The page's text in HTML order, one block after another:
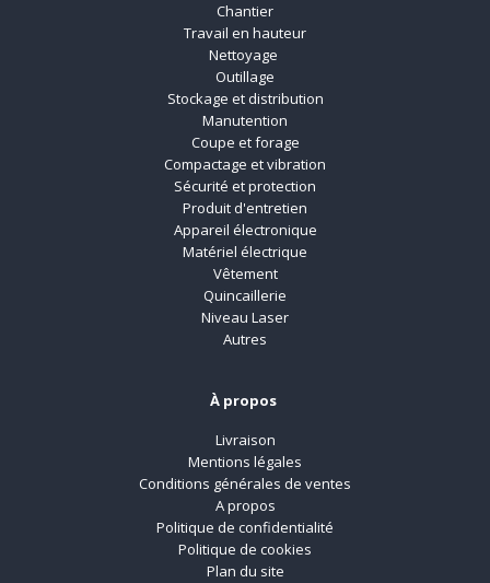
Chantier
Travail en hauteur
Nettoyage
Outillage
Stockage et distribution
Manutention
Coupe et forage
Compactage et vibration
Sécurité et protection
Produit d'entretien
Appareil électronique
Matériel électrique
Vêtement
Quincaillerie
Niveau Laser
Autres
À propos
Livraison
Mentions légales
Conditions générales de ventes
A propos
Politique de confidentialité
Politique de cookies
Plan du site